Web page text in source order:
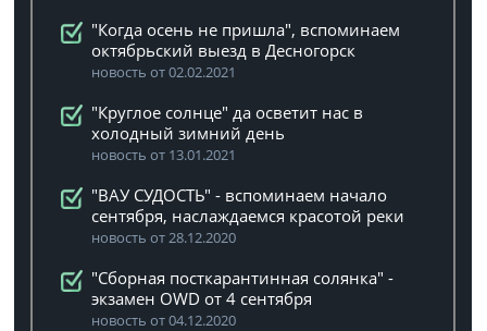
"Когда осень не пришла", вспоминаем
октябрьский выезд в Десногорск
новость от 02.02.2021
"Круглое солнце" да осветит нас в
холодный зимний день
новость от 13.01.2021
"ВАУ СУДОСТЬ" - вспоминаем начало
сентября, наслаждаемся красотой реки
новость от 28.12.2020
"Сборная посткарантинная солянка" -
экзамен OWD от 4 сентября
новость от 04.12.2020